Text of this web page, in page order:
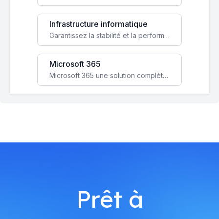
Infrastructure informatique
Garantissez la stabilité et la performance de votre entreprise avec une infrastructure IT sécurisée et évolutive.
Microsoft 365
Microsoft 365 une solution complète qui booste votre productivité, renforce la sécurité de vos données et facilite la collaboration.
Prêt à